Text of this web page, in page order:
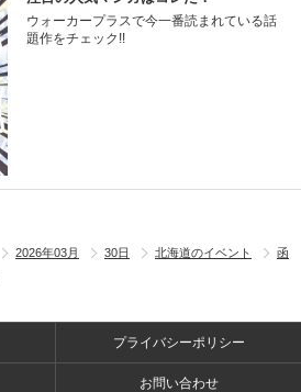
ウォーカープラスで今一番読まれている話
題作をチェック!!
2026年03月 30日 北海道のイベント
函
プライバシーポリシー
お問い合わせ